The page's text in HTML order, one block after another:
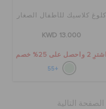
كلوغ كلاسيك للأطفال الصغار
KWD 13.000
اشترِ 2 واحصل على 25% خصم
+55
الصفحة التالية